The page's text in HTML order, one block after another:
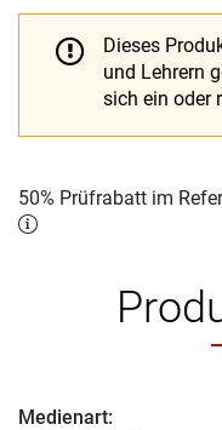
Dieses
und Lehrern
sich ein oder
50% Prüfrabatt im
Medienart: